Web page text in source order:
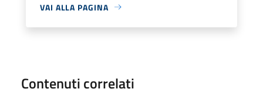
VAI ALLA PAGINA
Contenuti correlati